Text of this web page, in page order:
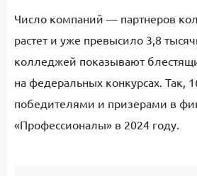
Число компаний — партнеров
растет и уже превысило 3,8
колледжей показывают
на федеральных конкурсах. Так,
победителями и призерами в
«Профессионалы» в 2024 году.